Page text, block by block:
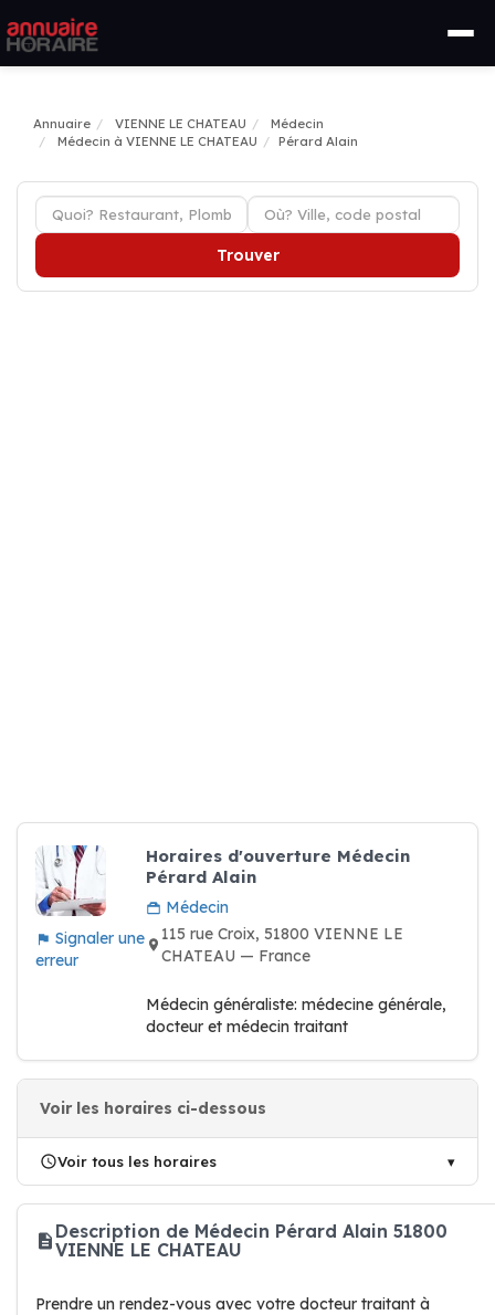
Annuaire VIENNE LE CHATEAU
Médecin
Médecin à VIENNE LE CHATEAU
Pérard Alain
Trouver
Signaler une
erreur
Horaires d'ouverture Médecin
Pérard Alain
Médecin
115 rue Croix, 51800 VIENNE LE
CHATEAU — France
Médecin généraliste: médecine générale,
docteur et médecin traitant
Voir les horaires ci-dessous
Voir tous les horaires
Description de Médecin Pérard Alain 51800
VIENNE LE CHATEAU
Prendre un rendez-vous avec votre docteur traitant à